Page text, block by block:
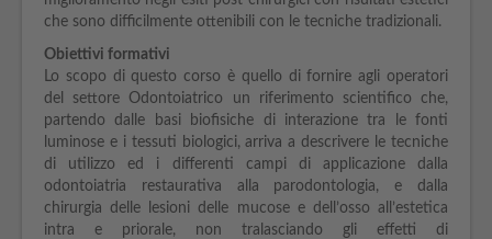
che sono difficilmente ottenibili con le tecniche tradizionali.
Obiettivi formativi
Lo scopo di questo corso è quello di fornire agli operatori
del settore Odontoiatrico un riferimento scientifico che,
partendo dalle basi biofisiche di interazione tra le fonti
luminose e i tessuti biologici, arriva a descrivere le tecniche
di utilizzo ed i differenti campi di applicazione dalla
odontoiatria restaurativa alla parodontologia, e dalla
chirurgia delle lesioni delle mucose e dell’osso all’estetica
intra e priorale, non tralasciando gli effetti di